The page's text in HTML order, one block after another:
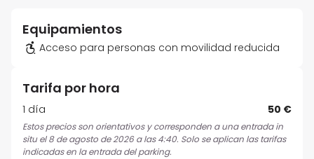
Equipamientos
Acceso para personas con movilidad reducida
Tarifa por hora
1 día 50 €
Estos precios son orientativos y corresponden a una entrada in
situ el 8 de agosto de 2026 a las 4:40. Solo se aplican las tarifas
indicadas en la entrada del parking.